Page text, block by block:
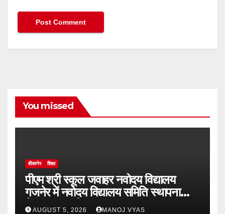
You missed
बीकानेर शिक्षा
पीएम श्री स्कूल जवाहर नवोदय विद्यालय
गजनेर में नवोदय विद्यालय समिति स्थापना
दिवस का आयोजन
AUGUST 5, 2026 MANOJ VYAS